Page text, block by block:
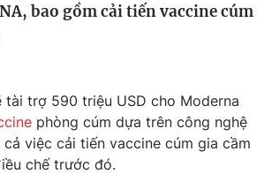
tế
bao gồm cải tiến vaccine cúm
tài trợ 590 triệu USD cho Moderna
phòng cúm dựa trên công nghệ
cả việc cải tiến vaccine cúm gia cầm
chế trước đó.